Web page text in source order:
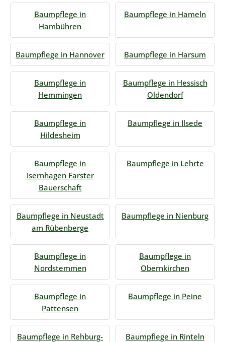
Baumpflege in
Hambühren
Baumpflege in Hameln
Baumpflege in Hannover Baumpflege in Harsum
Baumpflege in
Hemmingen
Baumpflege in Hessisch
Oldendorf
Baumpflege in
Hildesheim
Baumpflege in Ilsede
Baumpflege in
Isernhagen Farster
Bauerschaft
Baumpflege in Lehrte
Baumpflege in Neustadt
am Rübenberge
Baumpflege in Nienburg
Baumpflege in
Nordstemmen
Baumpflege in
Obernkirchen
Baumpflege in
Pattensen
Baumpflege in Peine
Baumpflege in Rehburg-
Baumpflege in Rinteln